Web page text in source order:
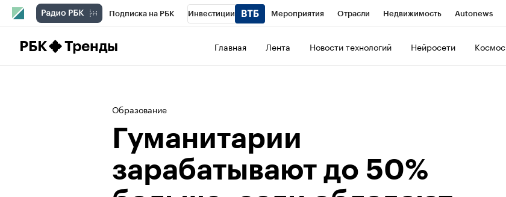
Подписка на РБК Инвестиции Мероприятия Отрасли Недвижимость Autonews
РБК Тренды Главная Лента Новости технологий Нейросети Космос
Образование
Гуманитарии
зарабатывают до 50%